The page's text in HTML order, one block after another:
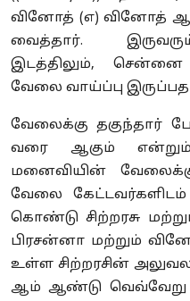
வினோத் (எ) வினோத்
வைத்தார்.
இடத்திலும், சென்னை
வேலை வாய்ப்பு
வேலைக்கு தகுந்தார்
வரை ஆகும்
மனைவியின்
வேலை
கொண்டு சிற்றரசு
பிரசன்னா மற்றும்
உள்ள சிற்றரசின்
ஆம் ஆண்டு வெவ்வேறு